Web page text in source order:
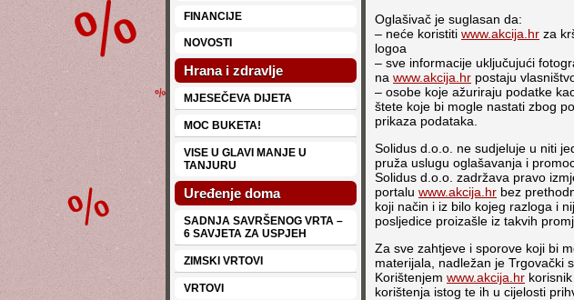
FINANCIJE
NOVOSTI
Hrana i zdravlje
MJESEČEVA DIJETA
MOC BUKETA!
VISE U GLAVI MANJE U
TANJURU
Uređenje doma
SADNJA SAVRŠENOG VRTA –
6 SAVJETA ZA USPJEH
ZIMSKI VRTOVI
VRTOVI
Oglašivač je suglasan da:
– neće koristiti www.akcija.hr za
logoa
– sve informacije uključujući
na www.akcija.hr postaju
– osobe koje ažuriraju podatke
štete koje bi mogle nastati zbog
prikaza podataka.
Solidus d.o.o. ne sudjeluje u niti
pruža uslugu oglašavanja i
Solidus d.o.o. zadržava pravo
portalu www.akcija.hr bez
koji način i iz bilo kojeg razloga i
posljedice proizašle iz takvih
Za sve zahtjeve i sporove koji bi
materijala, nadležan je Trgovački
Korištenjem www.akcija.hr
korištenja istog te ih u cijelosti